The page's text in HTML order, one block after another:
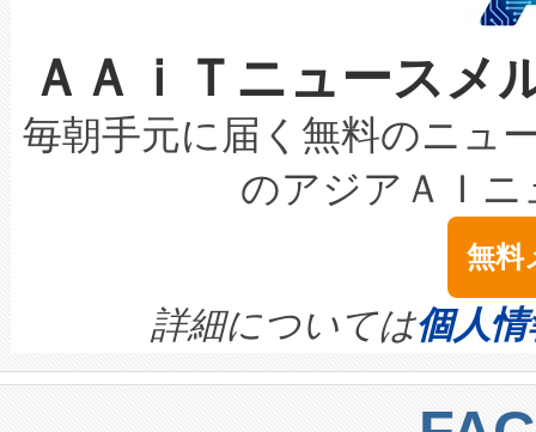
取得できる可能性もあります
設には、3億～4億ドルかか
最高経営責任者（CEO）であ
す。「当社のfully-connected
ームを利用すれば、6,000万
きます。この効率性は、フェ
限を超えて利用可能な電力容
持できるよう貢献します。こ
ービスレベル契約（SLA）違
テリー性能の劣化によるダウ
念は、現在データセンターが
ます。 Voltaiq provides a
quality and reliability for AI
BESS stack to ensure battery
centers. Voltaiqは、ai&のAI
なレーザースポットにより、
な環境下でも豊かなディテー
キロメートル範囲を検出
LiDAR for Inspections,
は1535 nmレーザーを搭載。
イズの小径化を実現すること
す。ノーマルモードでは、
ートル先まで検出でき、これ
トに対して約600メートルに
ＡＡｉＴニュース
毎朝手元に届く無料のニュ
のアジアＡＩ
無料
詳細については個人